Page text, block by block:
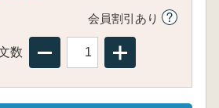
会員割引あり
数